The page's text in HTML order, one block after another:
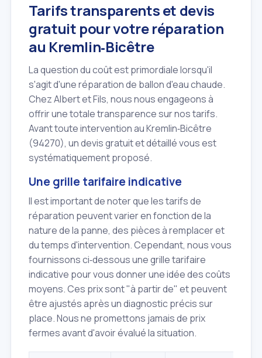
Tarifs transparents et devis
gratuit pour votre réparation
au Kremlin‑Bicêtre
La question du coût est primordiale lorsqu'il
s'agit d'une réparation de ballon d'eau chaude.
Chez Albert et Fils, nous nous engageons à
offrir une totale transparence sur nos tarifs.
Avant toute intervention au Kremlin‑Bicêtre
(94270), un devis gratuit et détaillé vous est
systématiquement proposé.
Une grille tarifaire indicative
Il est important de noter que les tarifs de
réparation peuvent varier en fonction de la
nature de la panne, des pièces à remplacer et
du temps d'intervention. Cependant, nous vous
fournissons ci‑dessous une grille tarifaire
indicative pour vous donner une idée des coûts
moyens. Ces prix sont "à partir de" et peuvent
être ajustés après un diagnostic précis sur
place. Nous ne promettons jamais de prix
fermes avant d'avoir évalué la situation.